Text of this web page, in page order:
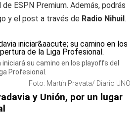
ESPN Premium. Además, podrás
y el post a través de Radio Nihuil.
iniciará su camino en los playoffs del
Profesional.
Foto: Martín Pravata/ Diario UNO
y Unión, por un lugar